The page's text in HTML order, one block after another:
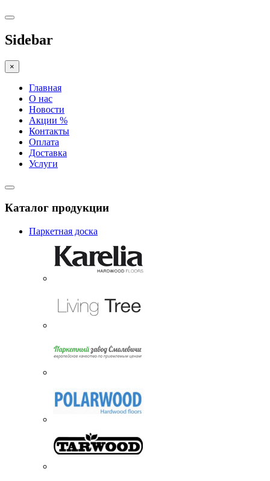
Sidebar
×
Главная
О нас
Новости
Акции %
Контакты
Оплата
Доставка
Услуги
Каталог продукции
Паркетная доска